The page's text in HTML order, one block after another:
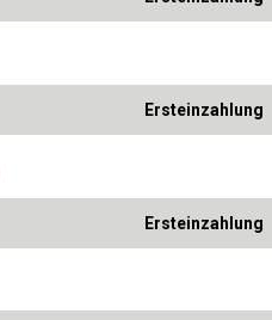
Ersteinzahlung
Ersteinzahlung